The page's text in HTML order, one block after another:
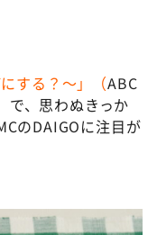
でやねん！？」
する？～」（ABC
で、思わぬきっか
のDAIGOに注目が